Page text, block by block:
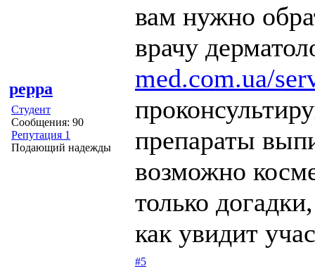
peppa
Студент
Сообщения: 90
Репутация 1
Подающий надежды
вам нужно
врачу
med.com.ua/
препараты
возможно
только
как увидит
#5